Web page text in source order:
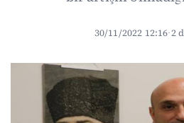
30/11/2022 12:16·2